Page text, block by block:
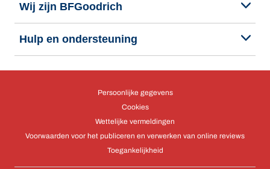
Wij zijn BFGoodrich
Hulp en ondersteuning
Persoonlijke gegevens
Cookies
Wettelijke vermeldingen
Voorwaarden voor het publiceren en verwerken van online reviews
Toegankelijkheid